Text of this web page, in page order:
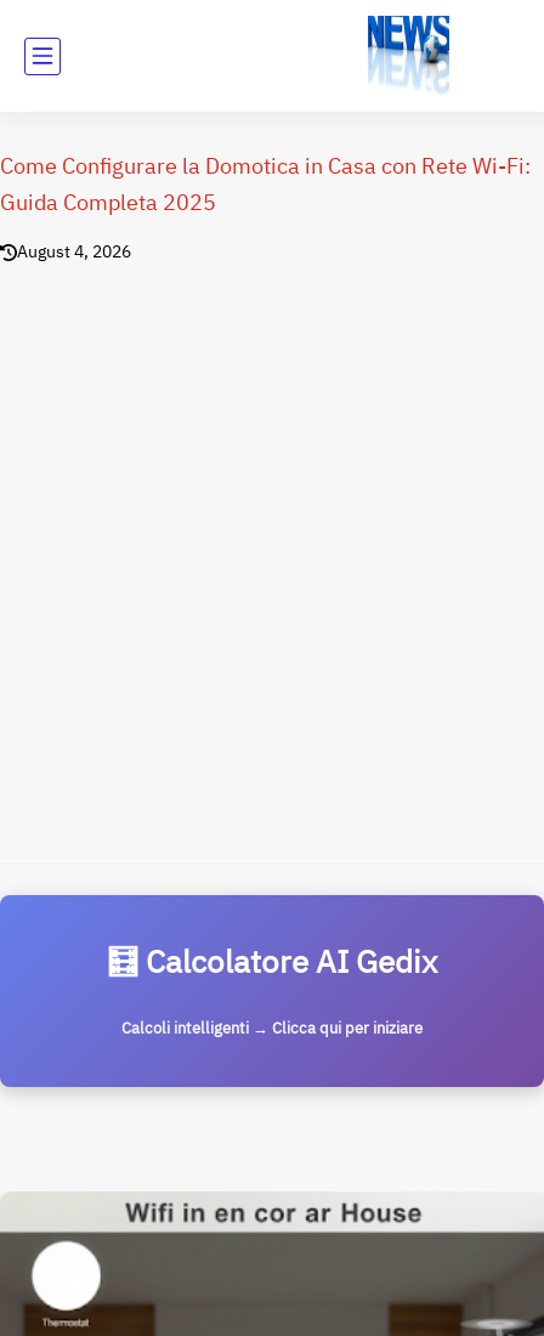
Come Configurare la Domotica in Casa con Rete Wi-Fi:
Guida Completa 2025
August 4, 2026
🧮 Calcolatore AI Gedix
Calcoli intelligenti → Clicca qui per iniziare